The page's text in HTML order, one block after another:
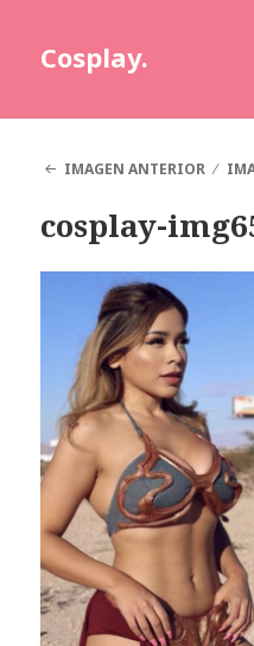
Cosplay.
IMAGEN ANTERIOR
cosplay-